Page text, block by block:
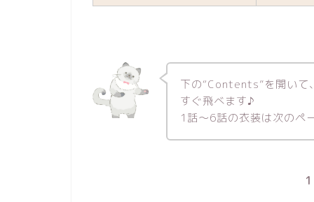
下の“Contents”を開いて
すぐ飛べます♪
1話～6話の衣装は次のペ